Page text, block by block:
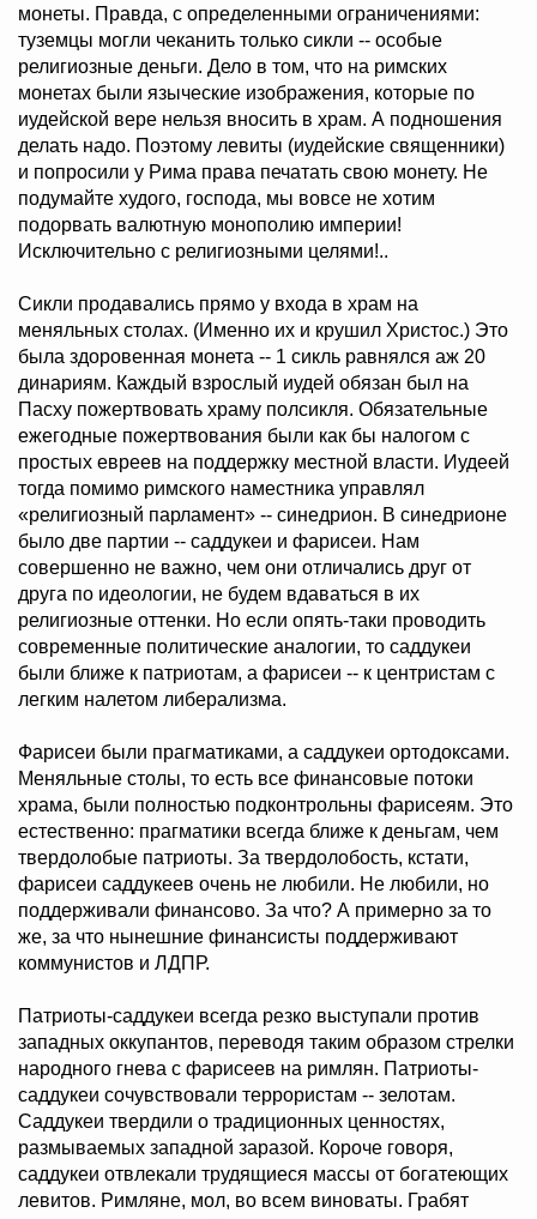
монеты. Правда, с определенными ограничениями:
туземцы могли чеканить только сикли -- особые
религиозные деньги. Дело в том, что на римских
монетах были языческие изображения, которые по
иудейской вере нельзя вносить в храм. А подношения
делать надо. Поэтому левиты (иудейские священники)
и попросили у Рима права печатать свою монету. Не
подумайте худого, господа, мы вовсе не хотим
подорвать валютную монополию империи!
Исключительно с религиозными целями!..
Сикли продавались прямо у входа в храм на
меняльных столах. (Именно их и крушил Христос.) Это
была здоровенная монета -- 1 сикль равнялся аж 20
динариям. Каждый взрослый иудей обязан был на
Пасху пожертвовать храму полсикля. Обязательные
ежегодные пожертвования были как бы налогом с
простых евреев на поддержку местной власти. Иудеей
тогда помимо римского наместника управлял
«религиозный парламент» -- синедрион. В синедрионе
было две партии -- саддукеи и фарисеи. Нам
совершенно не важно, чем они отличались друг от
друга по идеологии, не будем вдаваться в их
религиозные оттенки. Но если опять-таки проводить
современные политические аналогии, то саддукеи
были ближе к патриотам, а фарисеи -- к центристам с
легким налетом либерализма.
Фарисеи были прагматиками, а саддукеи ортодоксами.
Меняльные столы, то есть все финансовые потоки
храма, были полностью подконтрольны фарисеям. Это
естественно: прагматики всегда ближе к деньгам, чем
твердолобые патриоты. За твердолобость, кстати,
фарисеи саддукеев очень не любили. Не любили, но
поддерживали финансово. За что? А примерно за то
же, за что нынешние финансисты поддерживают
коммунистов и ЛДПР.
Патриоты-саддукеи всегда резко выступали против
западных оккупантов, переводя таким образом стрелки
народного гнева с фарисеев на римлян. Патриоты-
саддукеи сочувствовали террористам -- зелотам.
Саддукеи твердили о традиционных ценностях,
размываемых западной заразой. Короче говоря,
саддукеи отвлекали трудящиеся массы от богатеющих
левитов. Римляне, мол, во всем виноваты. Грабят